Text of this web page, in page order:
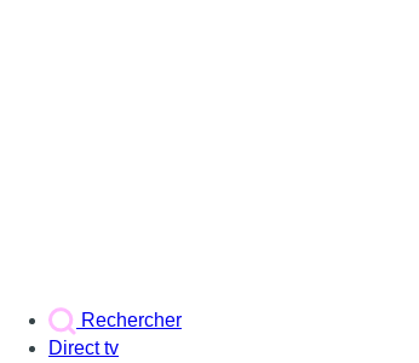
Rechercher
Direct tv